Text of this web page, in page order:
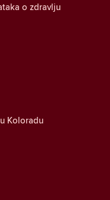
o zdravlju
Koloradu